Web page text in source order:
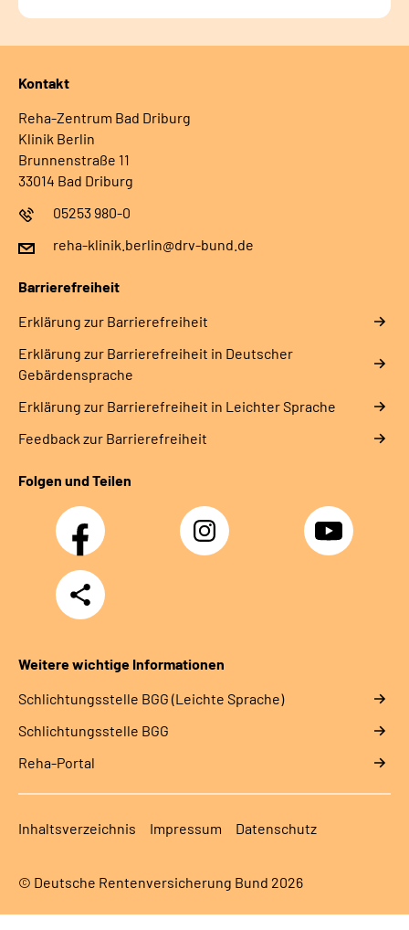
Kontakt
Reha-Zentrum Bad Driburg
Klinik Berlin
Brunnenstraße 11
33014 Bad Driburg
05253 980-0
reha-klinik.berlin@drv-bund.de
Barrierefreiheit
Erklärung zur Barrierefreiheit
Erklärung zur Barrierefreiheit in Deutscher
Gebärdensprache
Erklärung zur Barrierefreiheit in Leichter Sprache
Feedback zur Barrierefreiheit
Folgen und Teilen
Facebook Instagram YouTube
Teilen
Weitere wichtige Informationen
Schlich­tungs­stel­le BGG (Leichte Sprache)
Schlich­tungs­stel­le BGG
Reha-Portal
Inhaltsverzeichnis Impressum Datenschutz
© Deutsche Rentenversicherung Bund 2026